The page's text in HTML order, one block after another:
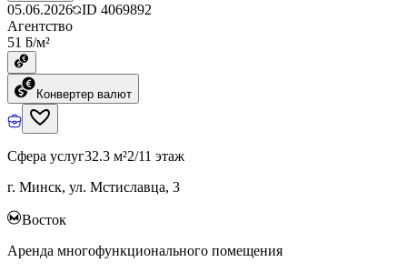
05.06.2026 ID 4069892
Агентство
51 ƃ/м²
Конвертер валют
Сфера услуг32.3 м²2/11 этаж
г. Минск, ул. Мстиславца, 3
Восток
Аренда многофункционального помещения